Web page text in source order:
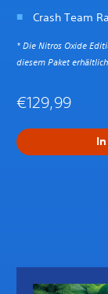
Crash Team
* Die Nitros Oxide
diesem Paket
€129,99